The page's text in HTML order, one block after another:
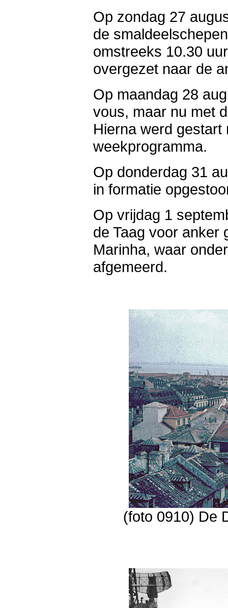
Op zondag 27
de
omstreeks 10.30
overgezet naar de
Op maandag 28
vous, maar nu met
Hierna werd
weekprogramma.
Op donderdag 31
in formatie
Op vrijdag 1
de Taag voor anker
Marinha, waar
afgemeerd.
(foto 0910) De